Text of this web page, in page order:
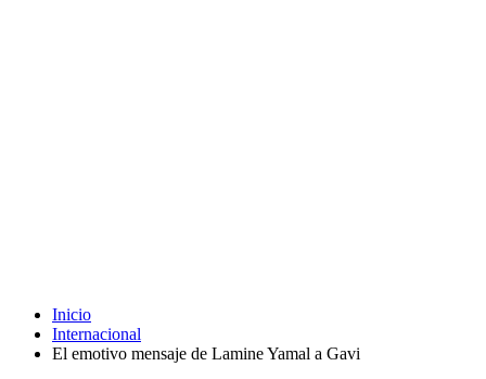
Inicio
Internacional
El emotivo mensaje de Lamine Yamal a Gavi